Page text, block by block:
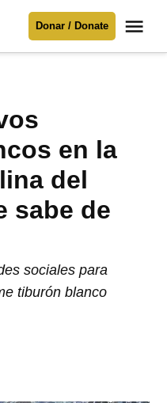
Donar / Donate
en la
del
sabe de
sociales para
tiburón blanco